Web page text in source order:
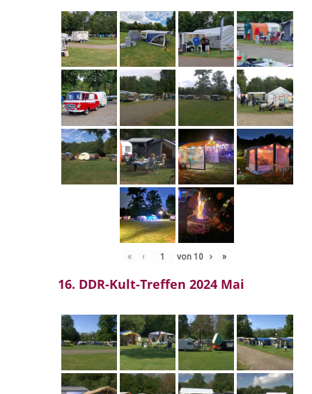
« ‹ von 10 › »
16. DDR-Kult-Treffen 2024 Mai